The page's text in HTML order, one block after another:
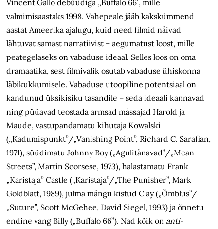
Vincent Gallo debüüdiga „Buffalo 66”, mille
valmimisaastaks 1998. Vahepeale jääb kakskümmend
aastat Ameerika ajalugu, kuid need filmid näivad
lähtuvat samast narratiivist – aegumatust loost, mille
peategelaseks on vabaduse ideaal. Selles loos on oma
dramaatika, sest filmivalik osutab vabaduse ühiskonna
läbikukkumisele. Vabaduse utoopiline potentsiaal on
kandunud üksikisiku tasandile – seda ideaali kannavad
ning püüavad teostada armsad mässajad Harold ja
Maude, vastupandamatu kihutaja Kowalski
(„Kadumispunkt”/„Vanishing Point”, Richard C. Sarafian,
1971), süüdimatu Johnny Boy („Agulitänavad”/„Mean
Streets”, Martin Scorsese, 1973), halastamatu Frank
„Karistaja” Castle („Karistaja”/„The Punisher”, Mark
Gold­blatt, 1989), julma mängu kistud Clay („Õmblus”/
„Suture”, Scott McGehee, David Siegel, 1993) ja õnnetu
endine vang Billy („Buffalo 66”). Nad kõik on anti-